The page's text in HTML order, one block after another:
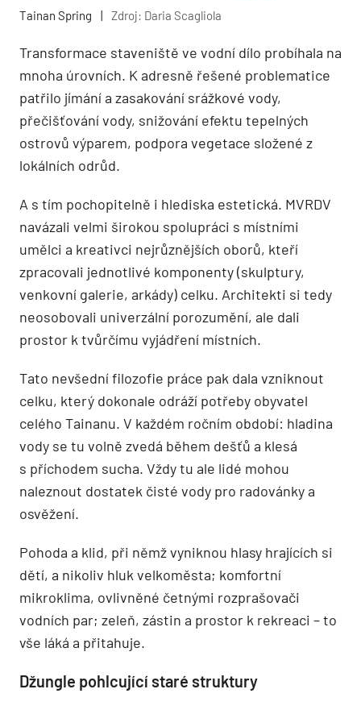
Tainan Spring | Zdroj: Daria Scagliola
Transformace staveniště ve vodní dílo probíhala na
mnoha úrovních. K adresně řešené problematice
patřilo jímání a zasakování srážkové vody,
přečišťování vody, snižování efektu tepelných
ostrovů výparem, podpora vegetace složené z
lokálních odrůd.
A s tím pochopitelně i hlediska estetická. MVRDV
navázali velmi širokou spolupráci s místními
umělci a kreativci nejrůznějších oborů, kteří
zpracovali jednotlivé komponenty (skulptury,
venkovní galerie, arkády) celku. Architekti si tedy
neosobovali univerzální porozumění, ale dali
prostor k tvůrčímu vyjádření místních.
Tato nevšední filozofie práce pak dala vzniknout
celku, který dokonale odráží potřeby obyvatel
celého Tainanu. V každém ročním období: hladina
vody se tu volně zvedá během dešťů a klesá
s příchodem sucha. Vždy tu ale lidé mohou
naleznout dostatek čisté vody pro radovánky a
osvěžení.
Pohoda a klid, při němž vyniknou hlasy hrajících si
dětí, a nikoliv hluk velkoměsta; komfortní
mikroklima, ovlivněné četnými rozprašovači
vodních par; zeleň, zástin a prostor k rekreaci – to
vše láká a přitahuje.
Džungle pohlcující staré struktury